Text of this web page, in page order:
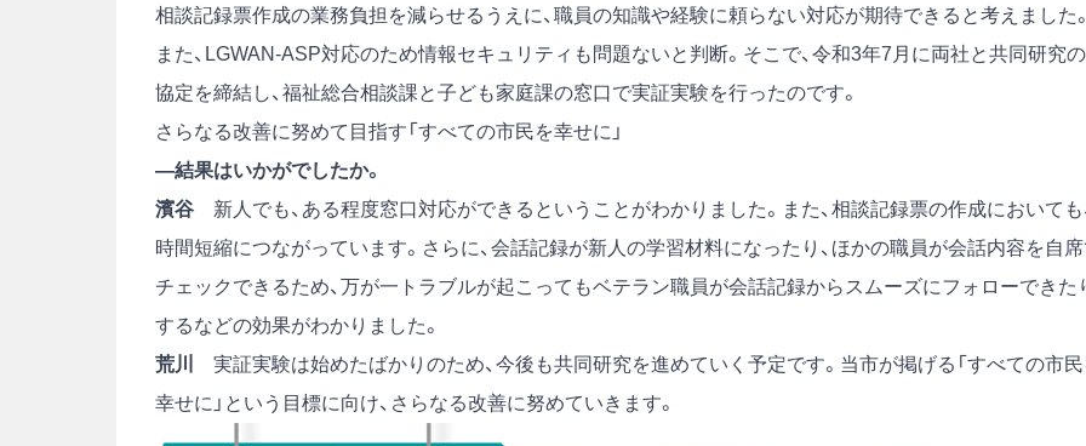
相談記録票作成の業務負担を減らせるうえに、職員の知識や経験に頼らない対応が期待できると考えました。
また、LGWAN-ASP対応のため情報セキュリティも問題ないと判断。そこで、令和3年7月に両社と共同研究の
協定を締結し、福祉総合相談課と子ども家庭課の窓口で実証実験を行ったのです。
さらなる改善に努めて目指す「すべての市民を幸せに」
―結果はいかがでしたか。
濱谷 新人でも、ある程度窓口対応ができるということがわかりました。また、相談記録票の作成においても
時間短縮につながっています。さらに、会話記録が新人の学習材料になったり、ほかの職員が会話内容を自
チェックできるため、万が一トラブルが起こってもベテラン職員が会話記録からスムーズにフォローできた
するなどの効果がわかりました。
荒川
実証実験は始めたばかりのため、今後も共同研究を進めていく予定です。当市が掲げる「すべての市
幸せに」という目標に向け、さらなる改善に努めていきます。